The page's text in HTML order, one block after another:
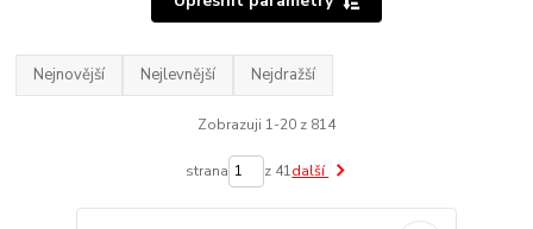
Nejnovější Nejlevnější Nejdražší
Zobrazuji 1-20 z 814
strana z 41další